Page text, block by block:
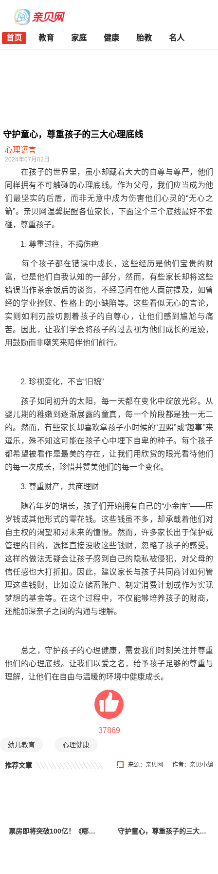
首页 教育 家庭 健康 胎教 名人
守护童心，尊重孩子的三大心理底线
心理语言
2024年07月02日
在孩子的世界里，虽小却藏着大大的自尊与尊严，他们
同样拥有不可触碰的心理底线。作为父母，我们应当成为他
们最坚实的后盾，而非无意中成为伤害他们心灵的“无心之
箭”。亲贝网温馨提醒各位家长，下面这个三个底线最好不要
碰，尊重孩子。
1. 尊重过往，不揭伤疤
每个孩子都在错误中成长，这些经历是他们宝贵的财
富，也是他们自我认知的一部分。然而，有些家长却将这些
错误当作茶余饭后的谈资，不经意间在他人面前提及，如曾
经的学业挫败、性格上的小缺陷等。这些看似无心的言论，
实则如利刃般切割着孩子的自尊心，让他们感到尴尬与痛
苦。因此，让我们学会将孩子的过去视为他们成长的足迹，
用鼓励而非嘲笑来陪伴他们前行。
2. 珍视变化，不言“旧貌”
孩子如同初升的太阳，每一天都在变化中绽放光彩。从
婴儿期的稚嫩到逐渐展露的童真，每一个阶段都是独一无二
的。然而，有些家长却喜欢拿孩子小时候的“丑照”或“趣事”来
逗乐，殊不知这可能在孩子心中埋下自卑的种子。每个孩子
都希望被看作是最美的存在，让我们用欣赏的眼光看待他们
的每一次成长，珍惜并赞美他们的每一个变化。
3. 尊重财产，共商理财
随着年岁的增长，孩子们开始拥有自己的“小金库”——压
岁钱或其他形式的零花钱。这些钱虽不多，却承载着他们对
自主权的渴望和对未来的憧憬。然而，许多家长出于保护或
管理的目的，选择直接没收这些钱财，忽略了孩子的感受。
这样的做法无疑会让孩子感到自己的隐私被侵犯，对父母的
信任感也大打折扣。因此，建议家长与孩子共同商讨如何管
理这些钱财，比如设立储蓄账户、制定消费计划或作为实现
梦想的基金等。在这个过程中，不仅能够培养孩子的财商，
还能加深亲子之间的沟通与理解。
总之，守护孩子的心理健康，需要我们时刻关注并尊重
他们的心理底线。让我们以爱之名，给予孩子足够的尊重与
理解，让他们在自由与温暖的环境中健康成长。
37869
幼儿教育 心理健康
来源： 亲贝网 作者：亲贝小编
推荐文章
票房即将突破100亿！《哪吒2》里的亲子关系藏着哪些家庭教育密码？ 守护童心，尊重孩子的三大心理底线